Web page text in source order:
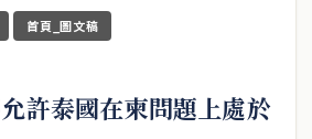
首頁_圖文稿
許泰國在柬問題上處於